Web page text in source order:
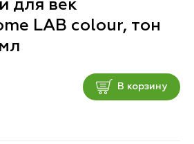
для век
LAB colour, тон
В корзину